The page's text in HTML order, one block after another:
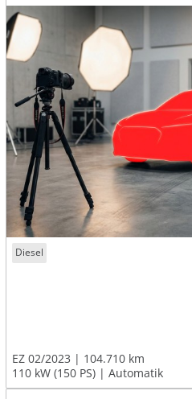
Diesel
EZ 02/2023
104.710 km
110 kW (150 PS)
Automatik